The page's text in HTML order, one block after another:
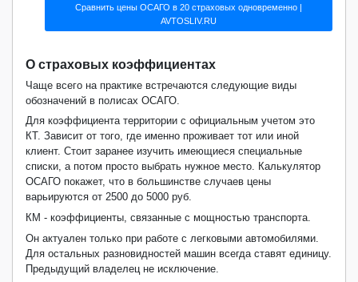
Сравнить цены ОСАГО в 20 страховых одновременно |
AVTOSLIV.RU
О страховых коэффициентах
Чаще всего на практике встречаются следующие виды
обозначений в полисах ОСАГО.
Для коэффициента территории с официальным учетом это
КТ. Зависит от того, где именно проживает тот или иной
клиент. Стоит заранее изучить имеющиеся специальные
списки, а потом просто выбрать нужное место. Калькулятор
ОСАГО покажет, что в большинстве случаев цены
варьируются от 2500 до 5000 руб.
КМ - коэффициенты, связанные с мощностью транспорта.
Он актуален только при работе с легковыми автомобилями.
Для остальных разновидностей машин всегда ставят единицу.
Предыдущий владелец не исключение.